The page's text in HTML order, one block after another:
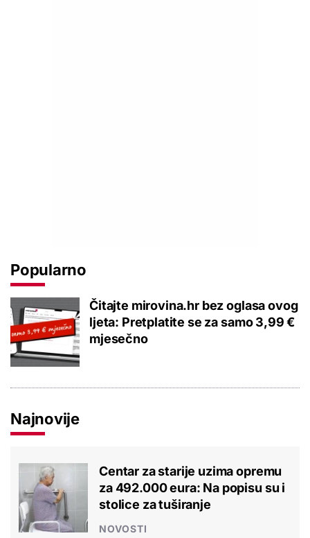
Popularno
Čitajte mirovina.hr bez oglasa ovog
ljeta: Pretplatite se za samo 3,99 €
mjesečno
Najnovije
Centar za starije uzima opremu
za 492.000 eura: Na popisu su i
stolice za tuširanje
NOVOSTI